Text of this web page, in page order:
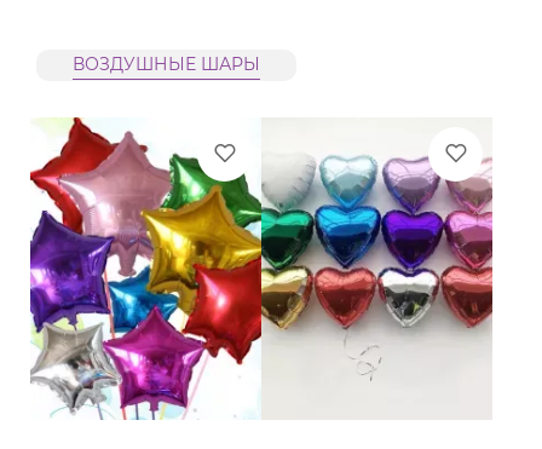
ВОЗДУШНЫЕ ШАРЫ